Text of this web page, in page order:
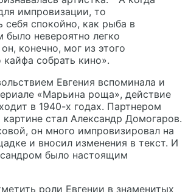
импровизации, то
себя спокойно, как рыба в
было невероятно легко
конечно, мог из этого
кайфа собрать кино».
Евгения вспоминала и
«Марьина роща», действие
в 1940-х годах. Партнером
картине стал Александр Домогаров.
он много импровизировал на
и вносил изменения в текст. И
было настоящим
роли Евгении в знаменитых